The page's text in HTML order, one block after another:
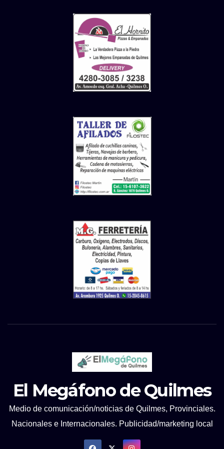
El Megáfono de Quilmes
Medio de comunicación/noticias de Quilmes, Provinciales.
Nacionales e Internacionales. Publicidad/marketing local